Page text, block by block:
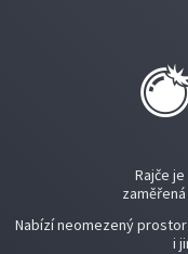
Rajče
Nabízí neomezený
i